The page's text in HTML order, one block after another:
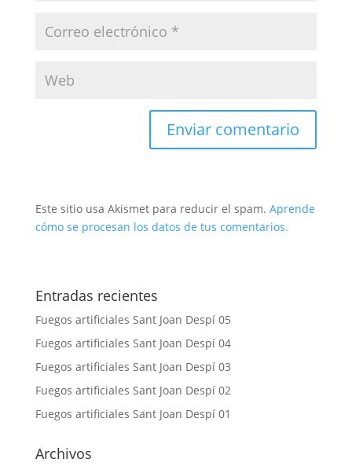
Este sitio usa Akismet para reducir el spam. Aprende
cómo se procesan los datos de tus comentarios.
Entradas recientes
Fuegos artificiales Sant Joan Despí 05
Fuegos artificiales Sant Joan Despí 04
Fuegos artificiales Sant Joan Despí 03
Fuegos artificiales Sant Joan Despí 02
Fuegos artificiales Sant Joan Despí 01
Archivos